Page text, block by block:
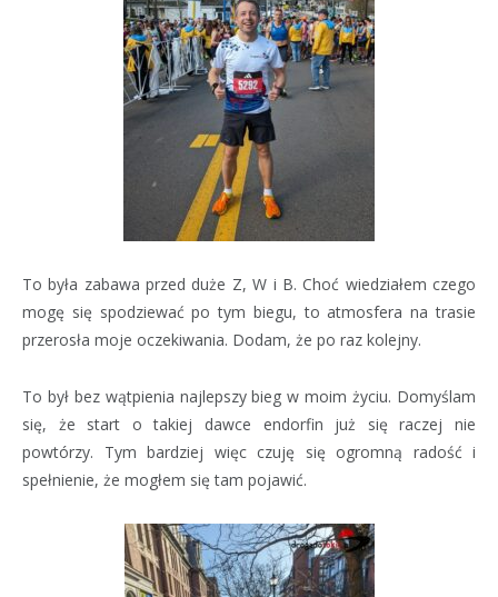
To była zabawa przed duże Z, W i B. Choć wiedziałem czego
mogę się spodziewać po tym biegu, to atmosfera na trasie
przerosła moje oczekiwania. Dodam, że po raz kolejny.
To był bez wątpienia najlepszy bieg w moim życiu. Domyślam
się, że start o takiej dawce endorfin już się raczej nie
powtórzy. Tym bardziej więc czuję się ogromną radość i
spełnienie, że mogłem się tam pojawić.